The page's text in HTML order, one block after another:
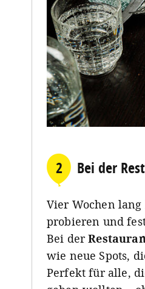
2 Bei der
Vier Wochen
probieren und
Bei der
wie neue Spots,
Perfekt für alle,